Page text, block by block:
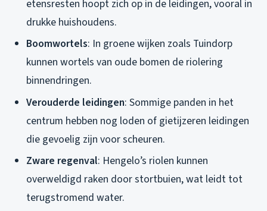
etensresten hoopt zich op in de leidingen, vooral in
drukke huishoudens.
Boomwortels: In groene wijken zoals Tuindorp
kunnen wortels van oude bomen de riolering
binnendringen.
Verouderde leidingen: Sommige panden in het
centrum hebben nog loden of gietijzeren leidingen
die gevoelig zijn voor scheuren.
Zware regenval: Hengelo’s riolen kunnen
overweldigd raken door stortbuien, wat leidt tot
terugstromend water.